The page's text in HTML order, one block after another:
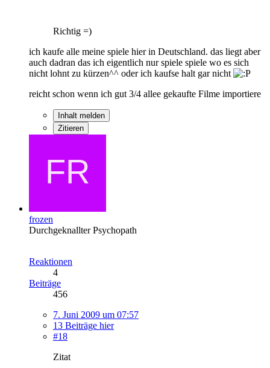
Richtig =)
ich kaufe alle meine spiele hier in Deutschland. das liegt aber
auch dadran das ich eigentlich nur spiele spiele wo es sich
nicht lohnt zu kürzen^^ oder ich kaufse halt gar nicht
reicht schon wenn ich gut 3/4 allee gekaufte Filme importiere
Inhalt melden
Zitieren
frozen
Durchgeknallter Psychopath
Reaktionen
4
Beiträge
456
7. Juni 2009 um 07:57
13 Beiträge hier
#18
Zitat